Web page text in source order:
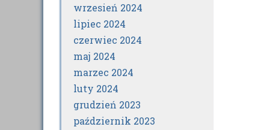
wrzesień 2024
lipiec 2024
czerwiec 2024
maj 2024
marzec 2024
luty 2024
grudzień 2023
październik 2023